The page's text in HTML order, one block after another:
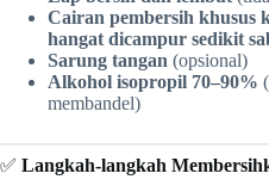
Cairan pembersih khusus
hangat dicampur sedikit
Sarung tangan (opsional)
Alkohol isopropil 70–90%
membandel)
✅ Langkah-langkah